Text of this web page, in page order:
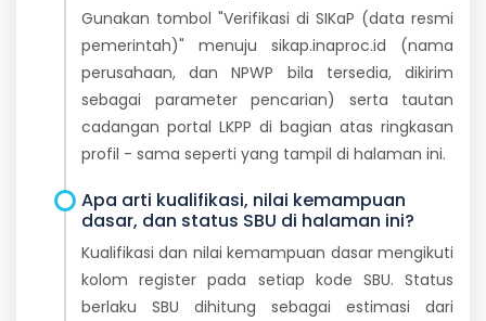
Gunakan tombol "Verifikasi di SIKaP (data resmi
pemerintah)" menuju sikap.inaproc.id (nama
perusahaan, dan NPWP bila tersedia, dikirim
sebagai parameter pencarian) serta tautan
cadangan portal LKPP di bagian atas ringkasan
profil - sama seperti yang tampil di halaman ini.
Apa arti kualifikasi, nilai kemampuan
dasar, dan status SBU di halaman ini?
Kualifikasi dan nilai kemampuan dasar mengikuti
kolom register pada setiap kode SBU. Status
berlaku SBU dihitung sebagai estimasi dari